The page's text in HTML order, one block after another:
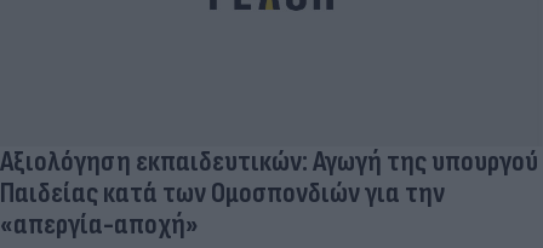
Αξιολόγηση εκπαιδευτικών: Αγωγή της υπουργού
Παιδείας κατά των Ομοσπονδιών για την
«απεργία-αποχή»